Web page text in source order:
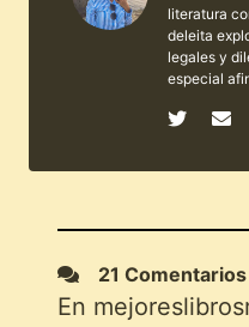
literatura
deleita
legales y
especial
21 Comentarios
En